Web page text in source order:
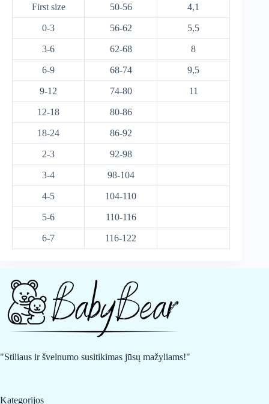
First size 50-56 4,1
0-3 56-62 5,5
3-6 62-68 8
6-9 68-74 9,5
9-12 74-80 11
12-18 80-86
18-24 86-92
2-3 92-98
3-4 98-104
4-5 104-110
5-6 110-116
6-7 116-122
"Stiliaus ir švelnumo susitikimas jūsų mažyliams!"
Kategorijos